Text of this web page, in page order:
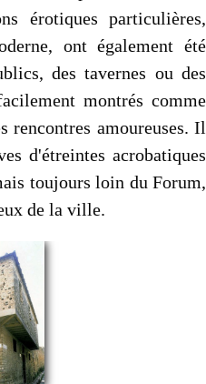
érotiques particulières,
ont également été
des tavernes ou des
montrés comme
rencontres amoureuses. Il
d'étreintes acrobatiques
toujours loin du Forum,
de la ville.